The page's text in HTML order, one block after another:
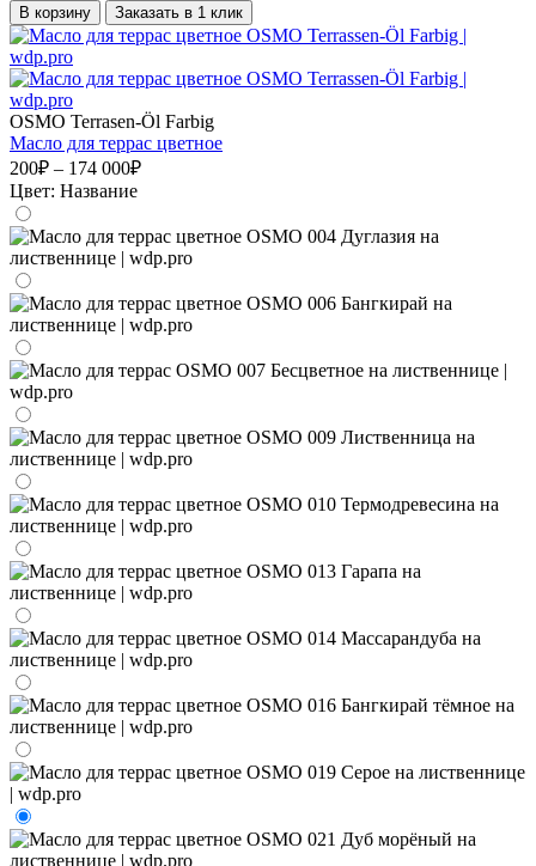
В корзину Заказать в 1 клик
OSMO Terrasen-Öl Farbig
Масло для террас цветное
200₽ – 174 000₽
Цвет: Название